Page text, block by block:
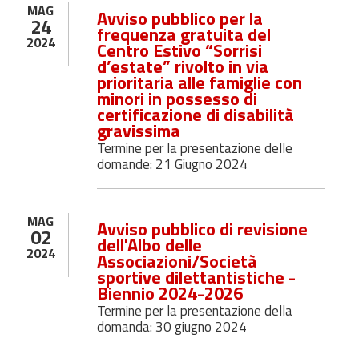
MAG
24
2024
Avviso pubblico per la
frequenza gratuita del
Centro Estivo “Sorrisi
d’estate” rivolto in via
prioritaria alle famiglie con
minori in possesso di
certificazione di disabilità
gravissima
Termine per la presentazione delle
domande: 21 Giugno 2024
MAG
02
2024
Avviso pubblico di revisione
dell'Albo delle
Associazioni/Società
sportive dilettantistiche -
Biennio 2024-2026
Termine per la presentazione della
domanda: 30 giugno 2024